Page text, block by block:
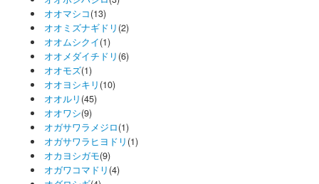
オオマシコ(13)
オオミズナギドリ (2)
オオムシクイ(1)
オオメダイチドリ (6)
オオモズ(1)
オオヨシキリ (10)
オオルリ (45)
オオワシ(9)
オガサワラメジロ(1)
オガサワラヒヨドリ (1)
オカヨシガモ(9)
オガワコマドリ (4)